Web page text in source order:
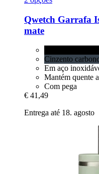
Qwetch Garrafa
mate
Cinzento
Em aço
Mantém quente
Com pega
€ 41,49
Entrega até 18. agosto